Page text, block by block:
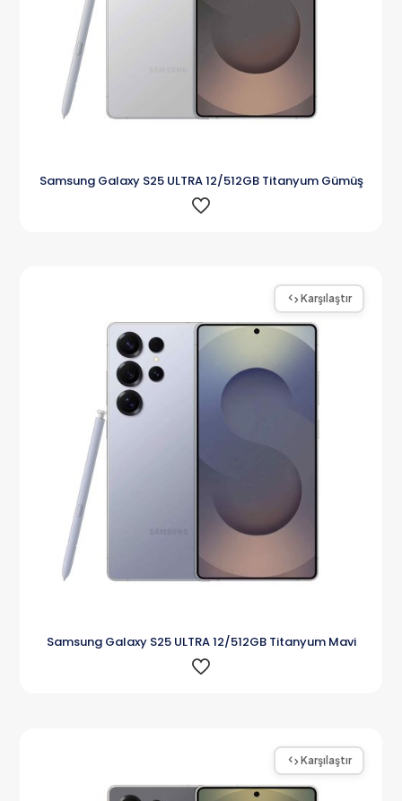
Samsung Galaxy S25 ULTRA 12/512GB Titanyum Gümüş
Karşılaştır
Samsung Galaxy S25 ULTRA 12/512GB Titanyum Mavi
Karşılaştır